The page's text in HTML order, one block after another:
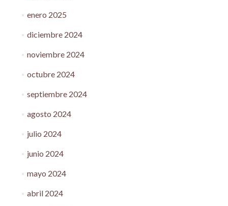
enero 2025
diciembre 2024
noviembre 2024
octubre 2024
septiembre 2024
agosto 2024
julio 2024
junio 2024
mayo 2024
abril 2024